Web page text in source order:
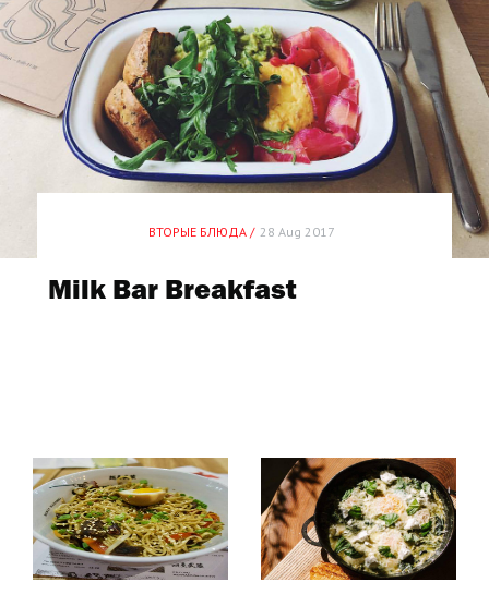
ВТОРЫЕ БЛЮДА / 28 Aug 2017
Milk Bar Breakfast